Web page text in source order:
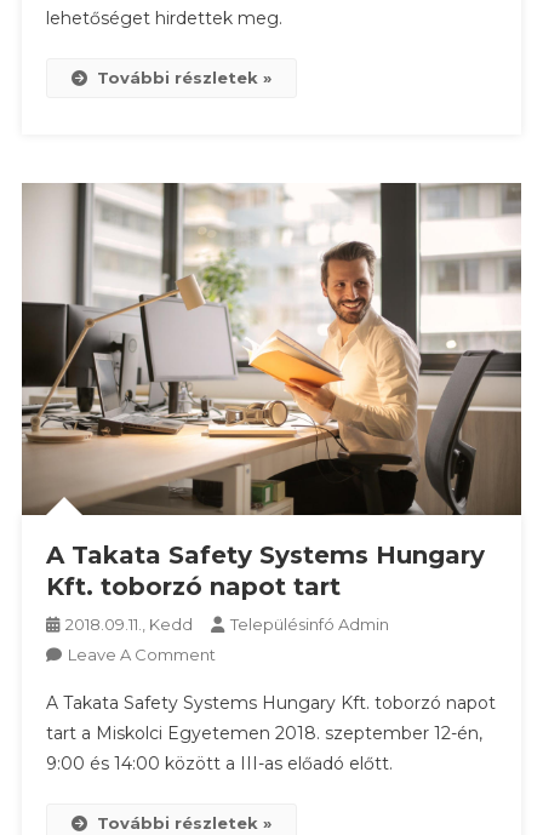
E-
Generators
lehetőséget hirdettek meg.
További részletek »
A Takata Safety Systems Hungary
Kft. toborzó napot tart
2018.09.11., Kedd
Településinfó Admin
Leave A Comment
Takata
Safety
Systems
Kft.
A Takata Safety Systems Hungary Kft. toborzó napot
tart a Miskolci Egyetemen 2018. szeptember 12-én,
9:00 és 14:00 között a III-as előadó előtt.
További részletek »